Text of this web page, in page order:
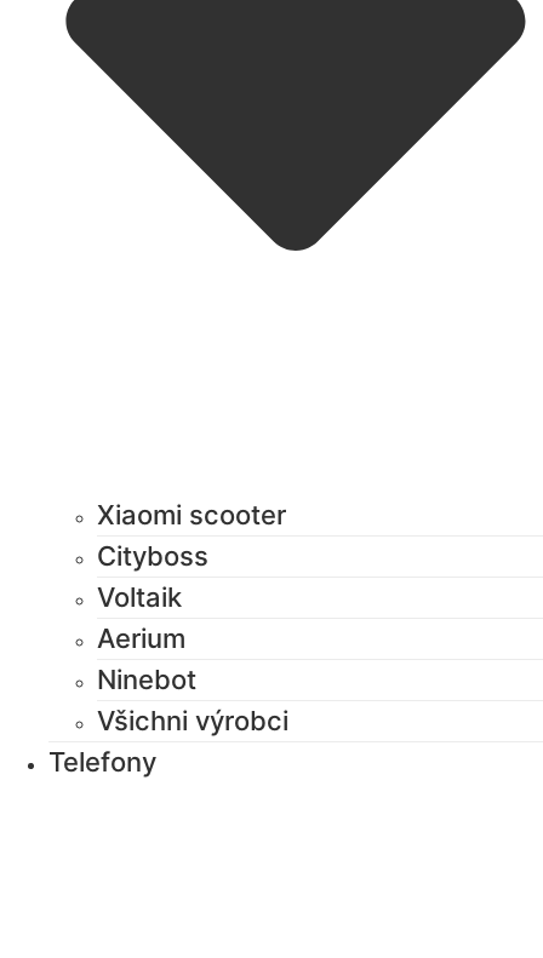
Xiaomi scooter
Cityboss
Voltaik
Aerium
Ninebot
Všichni výrobci
Telefony